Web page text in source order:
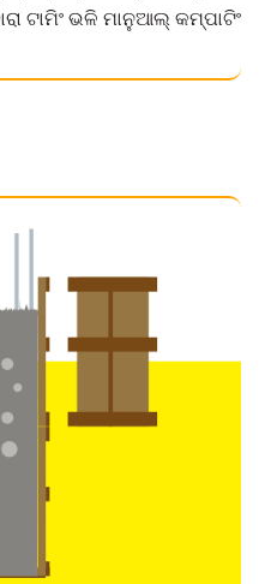
ଟାମିଂ ଭଳି ମାନୁଆଲ୍ କମ୍ପାଟିଂ